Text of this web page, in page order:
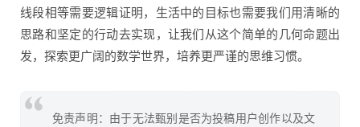
线段相等需要逻辑证明，生活中的目标也需要我们用清晰的
思路和坚定的行动去实现，让我们从这个简单的几何命题出
发，探索更广阔的数学世界，培养更严谨的思维习惯。
免责声明：由于无法甄别是否为投稿用户创作以及文